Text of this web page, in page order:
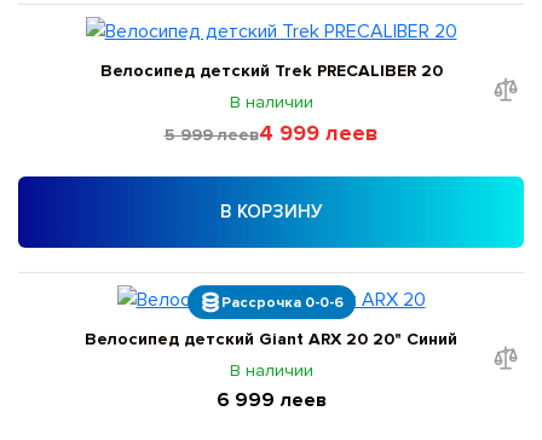
Велосипед детский Trek PRECALIBER 20
В наличии
5 999 леев4 999 леев
В КОРЗИНУ
Рассрочка 0-0-6
Велосипед детский Giant ARX 20 20" Синий
В наличии
6 999 леев